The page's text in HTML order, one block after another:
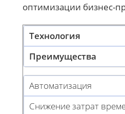
оптимизации бизнес-
Технология
Преимущества
Автоматизация
Снижение затрат